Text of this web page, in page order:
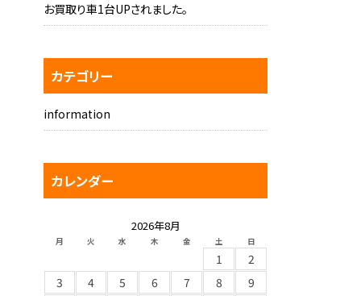
お買取り車1台UPされました。
カテゴリー
information
カレンダー
2026年8月
月 火 水 木 金 土 日
1
2
3
4 5 6 7 8
9